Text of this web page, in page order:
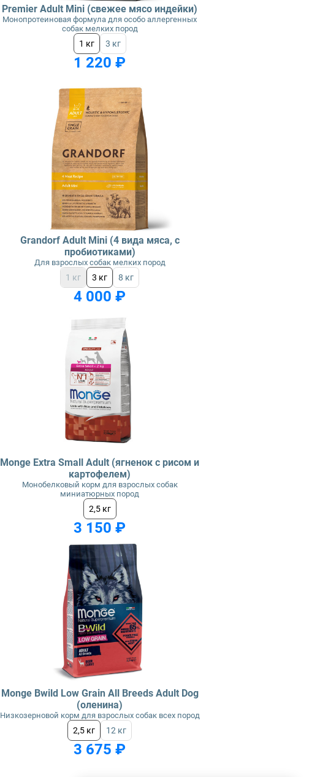
Premier Adult Mini (свежее мясо индейки)
Монопротеиновая формула для особо аллергенных
собак мелких пород
1 кг 3 кг
1 220 ₽
Grandorf Adult Mini (4 вида мяса, с
пробиотиками)
Для взрослых собак мелких пород
1 кг 3 кг 8 кг
4 000 ₽
Monge Extra Small Adult (ягненок с рисом и
картофелем)
Монобелковый корм для взрослых собак
миниатюрных пород
2,5 кг
3 150 ₽
Monge Bwild Low Grain All Breeds Adult Dog
(оленина)
Низкозерновой корм для взрослых собак всех пород
2,5 кг 12 кг
3 675 ₽